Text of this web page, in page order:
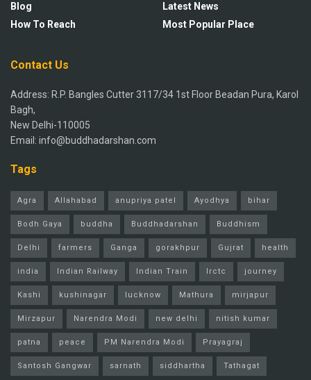
Blog
How To Reach
Latest News
Most Popular Place
Contact Us
Address: R.P. Bangles Cutter 3117/34 1st Floor Beadan Pura, Karol
Bagh,
New Delhi-110005
Email: info@buddhadarshan.com
Tags
Agra Allahabad anupriya patel Ayodhya bihar
Bodh Gaya buddha Buddhadarshan Buddhism
Delhi farmers Ganga gorakhpur Gujrat health
india Indian Railway Indian Train Irctc journey
Kashi kushinagar lucknow Mathura mirjapur
Mirzapur Narendra Modi new delhi nitish kumar
patna peace PM Narendra Modi Prayagraj
Santosh Gangwar sarnath siddhartha Tathagat